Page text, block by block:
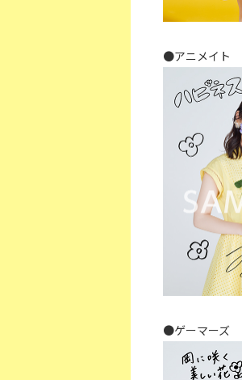
●アニメイト
●ゲーマーズ